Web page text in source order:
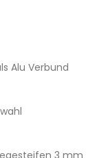
Alu Verbund